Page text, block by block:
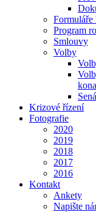
Formuláře
Program
Smlouvy
Volby
Krizové řízení
Fotografie
2020
2019
2018
2017
2016
Kontakt
Ankety
Napište